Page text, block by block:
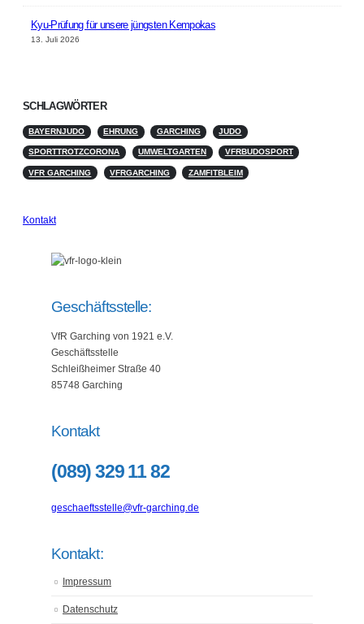
Kyu-Prüfung für unsere jüngsten Kempokas
13. Juli 2026
SCHLAGWÖRTER
BAYERNJUDO EHRUNG GARCHING JUDO
SPORTTROTZCORONA UMWELTGARTEN VFRBUDOSPORT
VFR GARCHING VFRGARCHING ZAMFITBLEIM
Kontakt
Geschäftsstelle:
VfR Garching von 1921 e.V.
Geschäftsstelle
Schleißheimer Straße 40
85748 Garching
Kontakt
(089) 329 11 82
geschaeftsstelle@vfr-garching.de
Kontakt:
Impressum
Datenschutz